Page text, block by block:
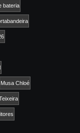
bateria
Musa Chloé